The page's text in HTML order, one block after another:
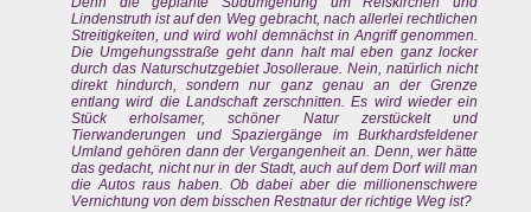
Lindenstruth ist auf den Weg gebracht, nach allerlei rechtlichen
Streitigkeiten, und wird wohl demnächst in Angriff genommen.
Die Umgehungsstraße geht dann halt mal eben ganz locker
durch das Naturschutzgebiet Josolleraue. Nein, natürlich nicht
direkt hindurch, sondern nur ganz genau an der Grenze
entlang wird die Landschaft zerschnitten. Es wird wieder ein
Stück erholsamer, schöner Natur zerstückelt und
Tierwanderungen und Spaziergänge im Burkhardsfeldener
Umland gehören dann der Vergangenheit an. Denn, wer hätte
das gedacht, nicht nur in der Stadt, auch auf dem Dorf will man
die Autos raus haben. Ob dabei aber die millionenschwere
Vernichtung von dem bisschen Restnatur der richtige Weg ist?